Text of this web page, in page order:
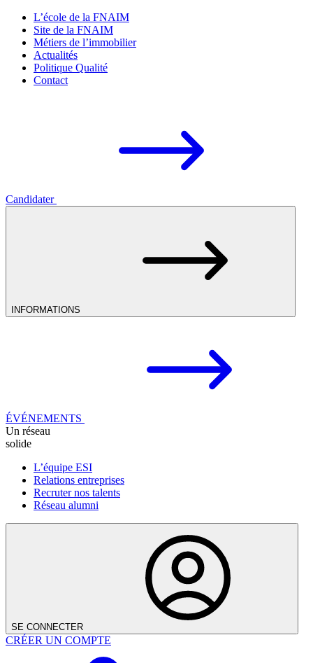
L’école de la FNAIM
Site de la FNAIM
Métiers de l’immobilier
Actualités
Politique Qualité
Contact
Candidater
INFORMATIONS
ÉVÉNEMENTS
Un réseau
solide
L’équipe ESI
Relations entreprises
Recruter nos talents
Réseau alumni
SE CONNECTER
CRÉER UN COMPTE